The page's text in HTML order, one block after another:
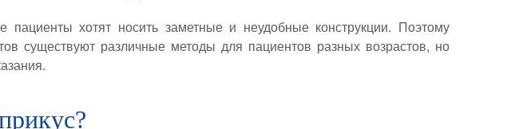
хотят носить заметные и неудобные конструкции. Поэтому
существуют различные методы для пациентов разных возрастов, но